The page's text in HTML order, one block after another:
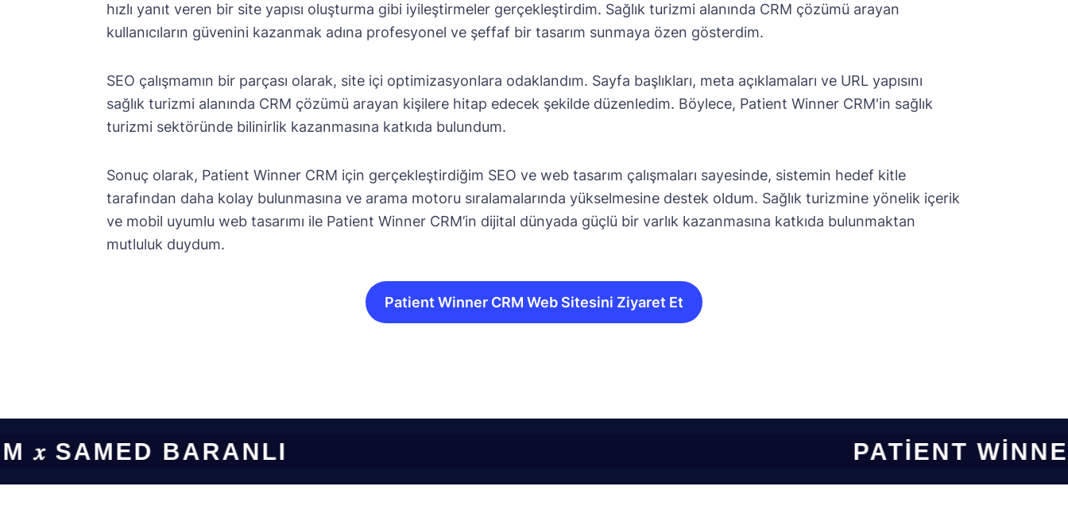
hızlı yanıt veren bir site yapısı oluşturma gibi iyileştirmeler gerçekleştirdim. Sağlık turizmi alanında CRM çözümü arayan
kullanıcıların güvenini kazanmak adına profesyonel ve şeffaf bir tasarım sunmaya özen gösterdim.
SEO çalışmamın bir parçası olarak, site içi optimizasyonlara odaklandım. Sayfa başlıkları, meta açıklamaları ve URL yapısını
sağlık turizmi alanında CRM çözümü arayan kişilere hitap edecek şekilde düzenledim. Böylece, Patient Winner CRM'in sağlık
turizmi sektöründe bilinirlik kazanmasına katkıda bulundum.
Sonuç olarak, Patient Winner CRM için gerçekleştirdiğim SEO ve web tasarım çalışmaları sayesinde, sistemin hedef kitle
tarafından daha kolay bulunmasına ve arama motoru sıralamalarında yükselmesine destek oldum. Sağlık turizmine yönelik içerik
ve mobil uyumlu web tasarımı ile Patient Winner CRM’in dijital dünyada güçlü bir varlık kazanmasına katkıda bulunmaktan
mutluluk duydum.
Patient Winner CRM Web Sitesini Ziyaret Et
BARANLI PATIENT WINNER